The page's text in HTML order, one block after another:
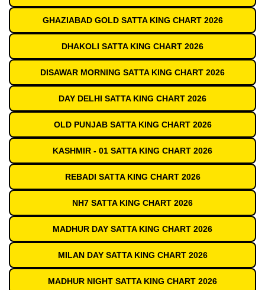
GHAZIABAD GOLD SATTA KING CHART 2026
DHAKOLI SATTA KING CHART 2026
DISAWAR MORNING SATTA KING CHART 2026
DAY DELHI SATTA KING CHART 2026
OLD PUNJAB SATTA KING CHART 2026
KASHMIR - 01 SATTA KING CHART 2026
REBADI SATTA KING CHART 2026
NH7 SATTA KING CHART 2026
MADHUR DAY SATTA KING CHART 2026
MILAN DAY SATTA KING CHART 2026
MADHUR NIGHT SATTA KING CHART 2026